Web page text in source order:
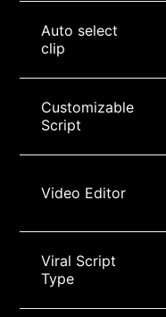
Auto select
clip
Customizable
Script
Video Editor
Viral Script
Type